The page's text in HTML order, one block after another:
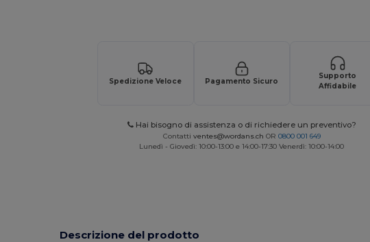
Spedizione Veloce Pagamento Sicuro
Supporto
Affidabile
Hai bisogno di assistenza o di richiedere un preventivo?
Contatti ventes@wordans.ch OR 0800 001 649
Lunedì - Giovedì: 10:00-13:00 e 14:00-17:30 Venerdì: 10:00-14:00
Descrizione del prodotto